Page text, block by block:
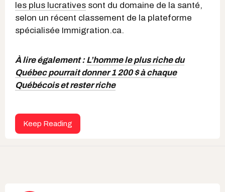
les plus lucratives sont du domaine de la santé,
selon un récent classement de la plateforme
spécialisée Immigration.ca.
À lire également :L’homme le plus riche du
Québec pourrait donner 1 200 $ à chaque
Québécois et rester riche
Keep Reading